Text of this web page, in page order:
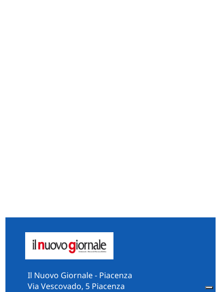
Il Nuovo Giornale - Piacenza
Via Vescovado, 5 Piacenza